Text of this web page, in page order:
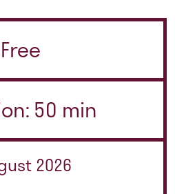
Free
50 min
2026